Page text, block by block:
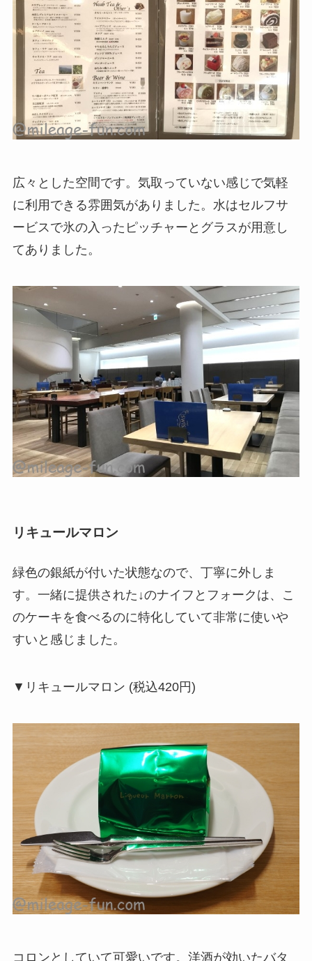
広々とした空間です。気取っていない感じで気軽
に利用できる雰囲気がありました。水はセルフサ
ービスで氷の入ったピッチャーとグラスが用意し
てありました。
リキュールマロン
緑色の銀紙が付いた状態なので、丁寧に外しま
す。一緒に提供された↓のナイフとフォークは、こ
のケーキを食べるのに特化していて非常に使いや
すいと感じました。
▼リキュールマロン (税込420円)
コロンとしていて可愛いです。洋酒が効いたバタ